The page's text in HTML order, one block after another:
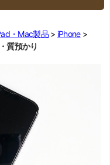
・Mac製品
iPhone
質預かり